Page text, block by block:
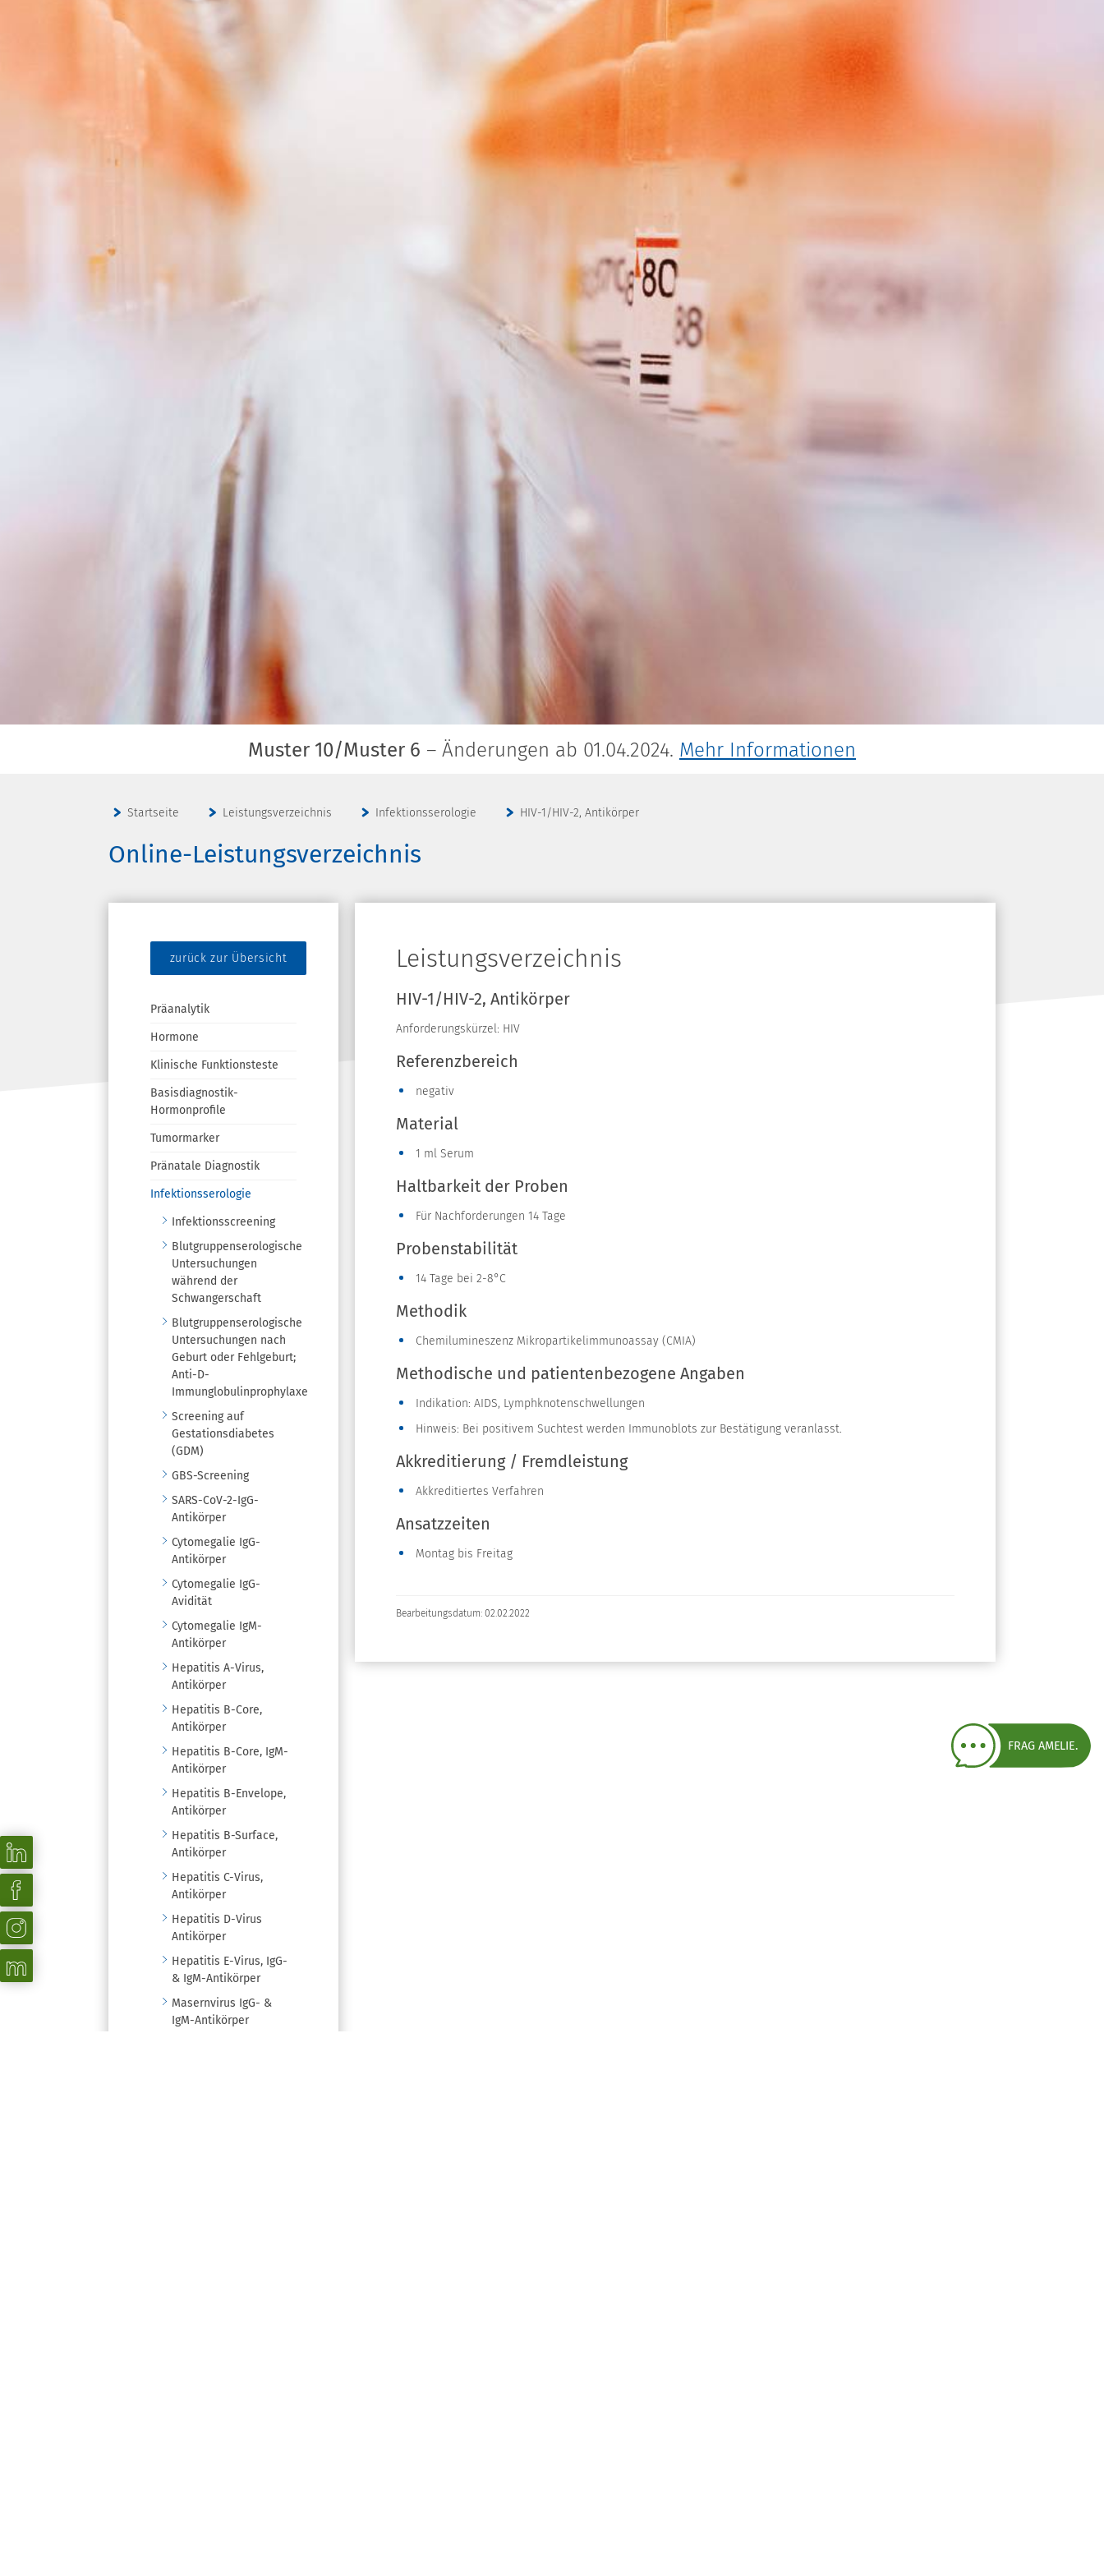
Muster 10/Muster 6 – Änderungen ab 01.04.2024. Mehr Informationen
Startseite Leistungsverzeichnis Infektionsserologie HIV-1/HIV-2, Antikörper
Online-Leistungsverzeichnis
zurück zur Übersicht
Präanalytik
Hormone
Klinische Funktionsteste
Basisdiagnostik-
Hormonprofile
Tumormarker
Pränatale Diagnostik
Infektionsserologie
Infektionsscreening
Blutgruppenserologische
Untersuchungen
während der
Schwangerschaft
Blutgruppenserologische
Untersuchungen nach
Geburt oder Fehlgeburt;
Anti-D-
Immunglobulinprophylaxe
Screening auf
Gestationsdiabetes
(GDM)
GBS-Screening
SARS-CoV-2-IgG-
Antikörper
Cytomegalie IgG-
Antikörper
Cytomegalie IgG-
Avidität
Cytomegalie IgM-
Antikörper
Hepatitis A-Virus,
Antikörper
Hepatitis B-Core,
Antikörper
Hepatitis B-Core, IgM-
Antikörper
Hepatitis B-Envelope,
Antikörper
Hepatitis B-Surface,
Antikörper
Hepatitis C-Virus,
Antikörper
Hepatitis D-Virus
Antikörper
Hepatitis E-Virus, IgG-
& IgM-Antikörper
Masernvirus IgG- &
IgM-Antikörper
Leistungsverzeichnis
HIV-1/HIV-2, Antikörper
Anforderungskürzel: HIV
Referenzbereich
negativ
Material
1 ml Serum
Haltbarkeit der Proben
Für Nachforderungen 14 Tage
Probenstabilität
14 Tage bei 2-8°C
Methodik
Chemilumineszenz Mikropartikelimmunoassay (CMIA)
Methodische und patientenbezogene Angaben
Indikation: AIDS, Lymphknotenschwellungen
Hinweis: Bei positivem Suchtest werden Immunoblots zur Bestätigung veranlasst.
Akkreditierung / Fremdleistung
Akkreditiertes Verfahren
Ansatzzeiten
Montag bis Freitag
Bearbeitungsdatum: 02.02.2022
FRAG AMELIE.